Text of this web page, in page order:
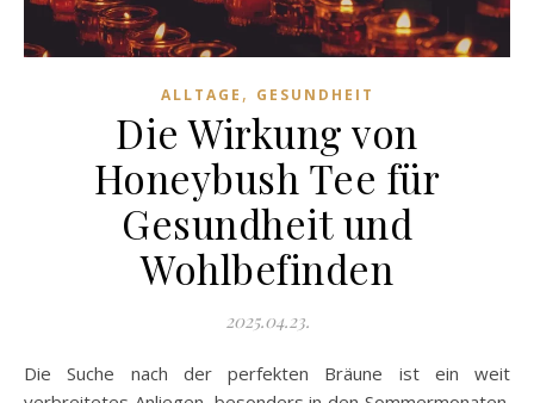
ALLTAGE , GESUNDHEIT
Die Wirkung von
Honeybush Tee für
Gesundheit und
Wohlbefinden
2025.04.23.
Die Suche nach der perfekten Bräune ist ein weit